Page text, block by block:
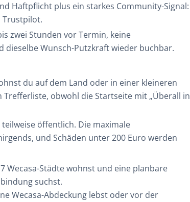
Haftpflicht plus ein starkes Community-Signal:
Trustpilot.
zwei Stunden vor Termin, keine
Wunsch-Putzkraft wieder buchbar.
du auf dem Land oder in einer kleineren
obwohl die Startseite mit „Überall in
öffentlich. Die maximale
und Schäden unter 200 Euro werden
Wecasa-Städte wohnst und eine planbare
suchst.
Wecasa-Abdeckung lebst oder vor der